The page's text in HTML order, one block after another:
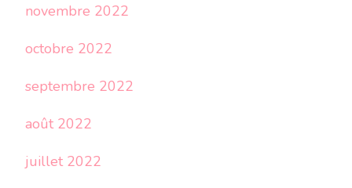
novembre 2022
octobre 2022
septembre 2022
août 2022
juillet 2022